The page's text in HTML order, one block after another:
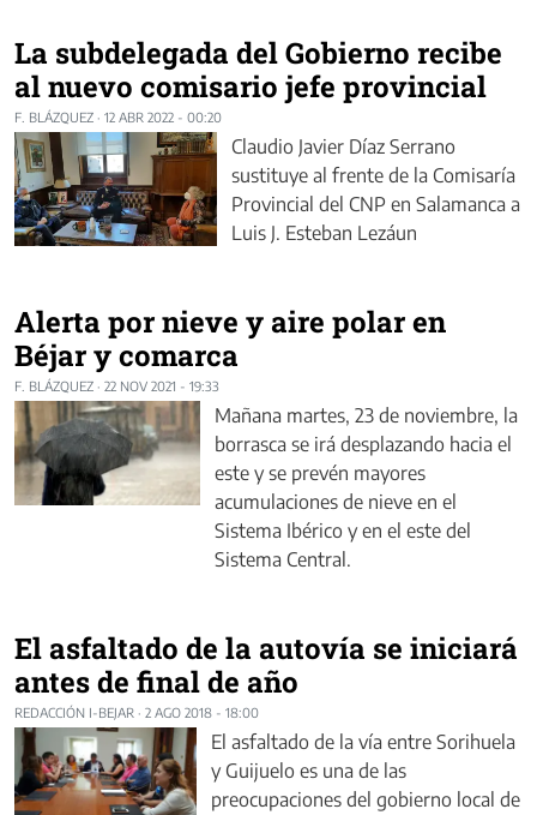
La subdelegada del Gobierno recibe
al nuevo comisario jefe provincial
F. BLÁZQUEZ · 12 ABR 2022 - 00:20
Claudio Javier Díaz Serrano
sustituye al frente de la Comisaría
Provincial del CNP en Salamanca a
Luis J. Esteban Lezáun
Alerta por nieve y aire polar en
Béjar y comarca
F. BLÁZQUEZ · 22 NOV 2021 - 19:33
Mañana martes, 23 de noviembre, la
borrasca se irá desplazando hacia el
este y se prevén mayores
acumulaciones de nieve en el
Sistema Ibérico y en el este del
Sistema Central.
El asfaltado de la autovía se iniciará
antes de final de año
REDACCIÓN I-BEJAR · 2 AGO 2018 - 18:00
El asfaltado de la vía entre Sorihuela
y Guijuelo es una de las
preocupaciones del gobierno local de